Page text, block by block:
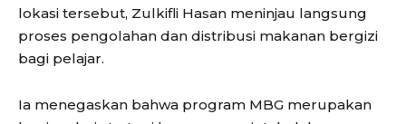
lokasi tersebut, Zulkifli Hasan meninjau langsung
proses pengolahan dan distribusi makanan bergizi
bagi pelajar.
Ia menegaskan bahwa program MBG merupakan